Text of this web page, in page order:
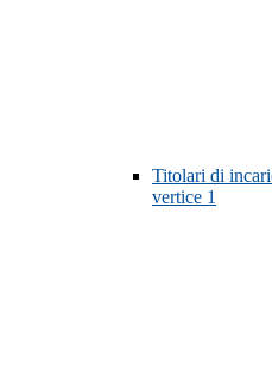
Titolari di
vertice 1